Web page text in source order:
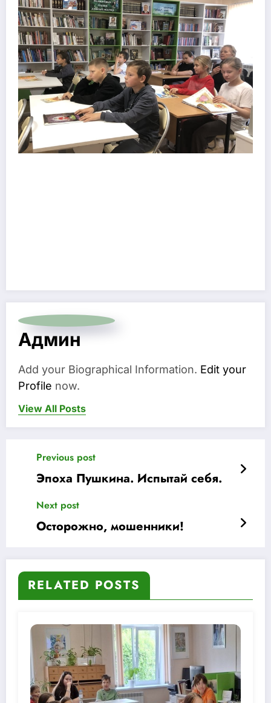
Админ
Add your Biographical Information. Edit your
Profile now.
View All Posts
Previous post
Эпоха Пушкина. Испытай себя.
Next post
Осторожно, мошенники!
RELATED POSTS